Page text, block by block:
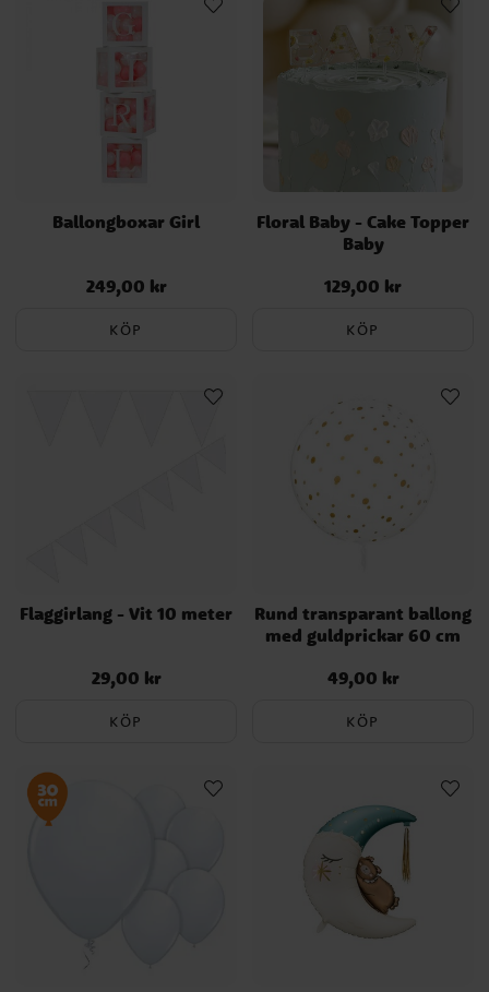
Ballongboxar Girl
Pris:249,00 kr
249,00 kr
KÖP
Floral Baby - Cake Topper
Baby
Pris:129,00 kr
129,00 kr
KÖP
Flaggirlang - Vit 10 meter
Pris:29,00 kr
29,00 kr
KÖP
Rund transparant ballong
med guldprickar 60 cm
Pris:49,00 kr
49,00 kr
KÖP